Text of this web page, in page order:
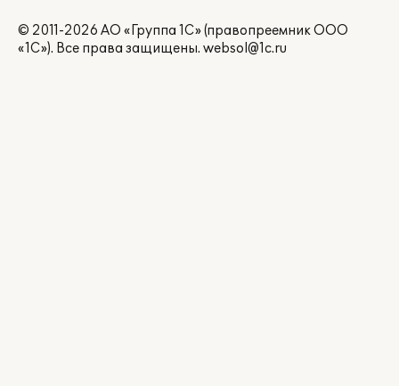
© 2011-2026 АО «Группа 1С» (правопреемник ООО
«1С»). Все права защищены. websol@1c.ru